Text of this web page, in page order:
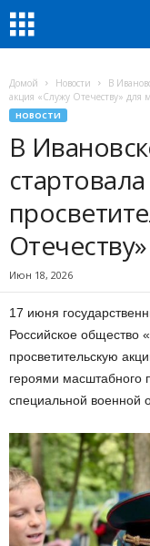
Домой Новости
В
акция «Служу Отечеству» для
НОВОСТИ
В
Июн 18, 2026
17 июня
Российское общество
просветительскую
героями масштабного
специальной военной